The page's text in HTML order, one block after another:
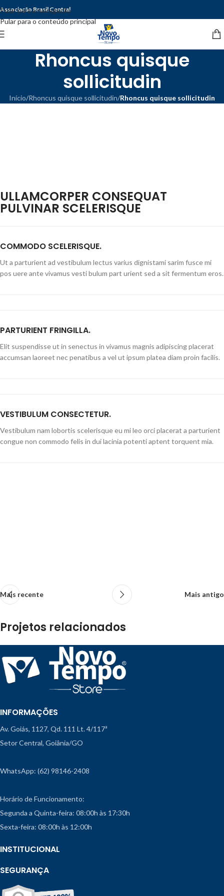
Pular para a navegação
Pular para o conteúdo principal
Associação Brasil Central
Rhoncus quisque
sollicitudin
Início/Rhoncus quisque sollicitudin/Rhoncus quisque sollicitudin
ULLAMCORPER CONSEQUAT
PULVINAR SCELERISQUE
COMMODO SCELERISQUE.
Ut a parturient ad vestibulum lectus varius dignistami sarim fusce mi
pos uere ante vivamus vesti bulum part urient sed a sit fermentum eros.
PARTURIENT FRINGILLA.
Elit suspendisse ut in senectus in vivamus magnis adipiscing placerat
accumsan laoreet nec penatibus a vel ut ipsum platea diam proin facilis.
VESTIBULUM CONSECTETUR.
Vestibulum nam lobortis scelerisque eu mi leo orci placerat a parturient
congue non commodo felis in dui lacinia potenti aptent torquent mia.
Mais recente Mais antigo
Projetos relacionados
Decor
Et vestibulum quis a suspendisse
INFORMAÇÕES
Av. Goiás, 1127, Qd. 111 Lt. 4/117ª
Setor Central, Goiânia/GO
WhatsApp: (62) 98146-2408
Horário de Funcionamento:
Segunda a Quinta-feira: 08:00h às 17:30h
Sexta-feira: 08:00h às 12:00h
INSTITUCIONAL
SEGURANÇA